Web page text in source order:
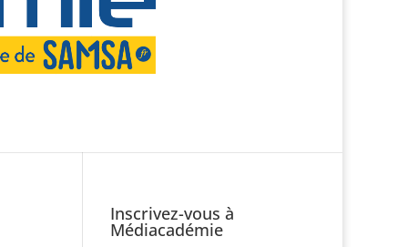
Inscrivez-vous à
Médiacadémie